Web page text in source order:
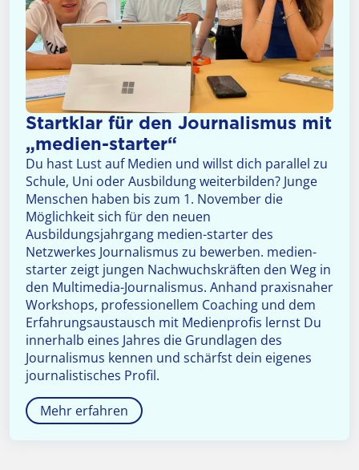
Startklar für den Journalismus mit
„medien-starter“
Du hast Lust auf Medien und willst dich parallel zu
Schule, Uni oder Ausbildung weiterbilden? Junge
Menschen haben bis zum 1. November die
Möglichkeit sich für den neuen
Ausbildungsjahrgang medien-starter des
Netzwerkes Journalismus zu bewerben. medien-
starter zeigt jungen Nachwuchskräften den Weg in
den Multimedia-Journalismus. Anhand praxisnaher
Workshops, professionellem Coaching und dem
Erfahrungsaustausch mit Medienprofis lernst Du
innerhalb eines Jahres die Grundlagen des
Journalismus kennen und schärfst dein eigenes
journalistisches Profil.
Mehr erfahren